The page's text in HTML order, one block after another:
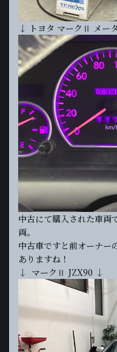
↓ トヨタ マークⅡ メー
中古にて購入された車両
両。
中古車ですと前オーナー
ありますね！
↓ マークⅡ JZX90 ↓